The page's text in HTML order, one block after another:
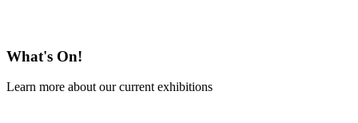
What's On!
Learn more about our current exhibitions